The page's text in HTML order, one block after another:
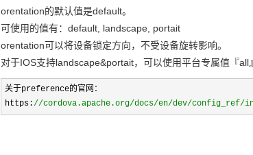
orentation的默认值是default。
可使用的值有：default, landscape, portait
orentation可以将设备锁定方向，不受设备旋转影响。
对于IOS支持landscape&portait，可以使用平台专属值『all』
关于preference的官网：
https://cordova.apache.org/docs/en/dev/config_ref/